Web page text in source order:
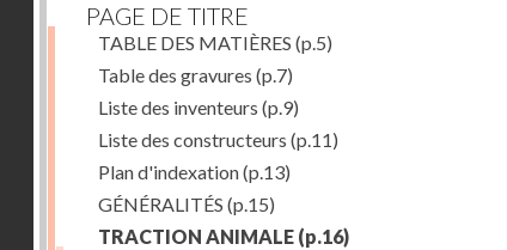
PAGE DE TITRE
TABLE DES MATIÈRES (p.5)
Table des gravures (p.7)
Liste des inventeurs (p.9)
Liste des constructeurs (p.11)
Plan d'indexation(p.13)
GÉNÉRALITÉS (p.15)
TRACTION ANIMALE (p.16)